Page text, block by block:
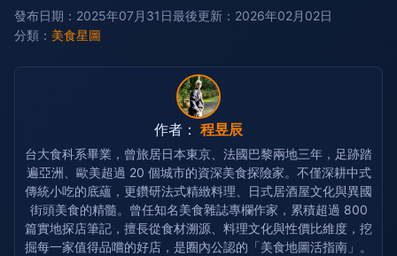
發布日期：2025年07月31日最後更新：2026年02月02日
分類： 美食星圖
作者： 程昱辰
台大食科系畢業，曾旅居日本東京、法國巴黎兩地三年，足跡踏
遍亞洲、歐美超過 20 個城市的資深美食探險家。不僅深耕中式
傳統小吃的底蘊，更鑽研法式精緻料理、日式居酒屋文化與異國
街頭美食的精髓。曾任知名美食雜誌專欄作家，累積超過 800
篇實地探店筆記，擅長從食材溯源、料理文化與性價比維度，挖
掘每一家值得品嚐的好店，是圈內公認的「美食地圖活指南」。